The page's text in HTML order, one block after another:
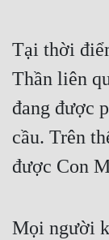
Tại thời
Thần liên
đang được
cầu. Trên
được Con
Mọi người